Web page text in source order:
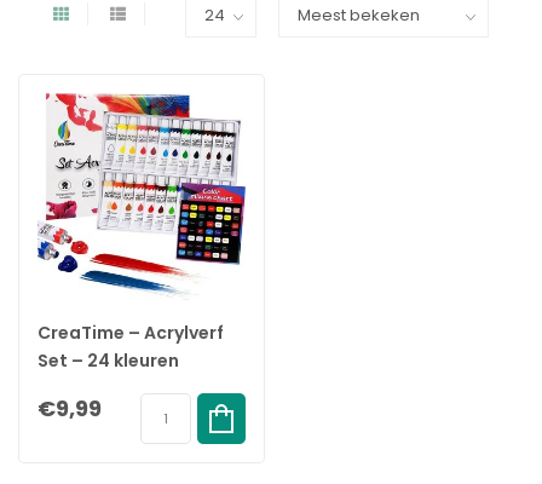
CreaTime – Acrylverf
Set – 24 kleuren
€9,99